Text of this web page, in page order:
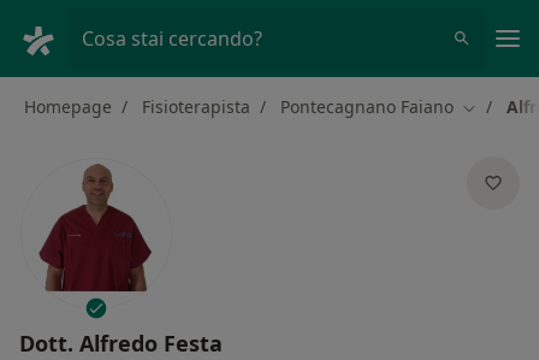
Cosa stai cercando?
Homepage Fisioterapista Pontecagnano Faiano Cambia
Dott. Alfredo Festa